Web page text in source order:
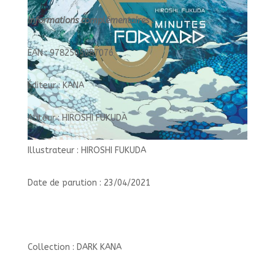
Informations complémentaires :
EAN : 9782505087076
Éditeur : KANA
Auteur : HIROSHI FUKUDA
Illustrateur : HIROSHI FUKUDA
Date de parution : 23/04/2021
Collection : DARK KANA